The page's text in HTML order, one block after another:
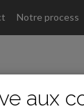
Notre process
aux